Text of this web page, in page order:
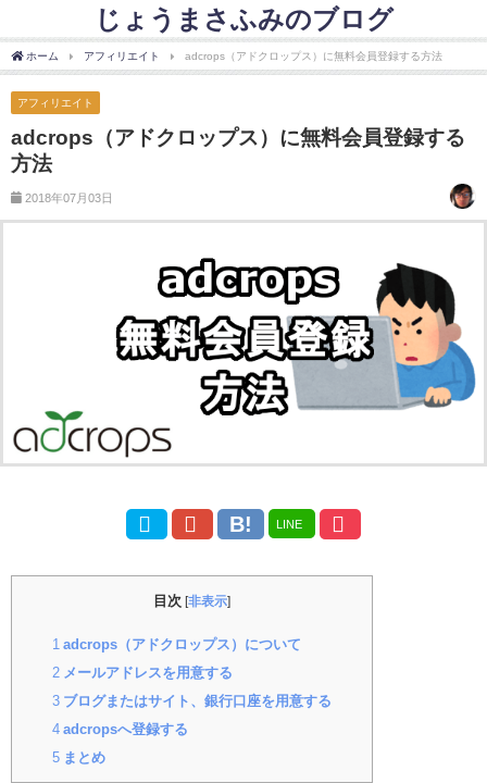
じょうまさふみのブログ
ホーム アフィリエイト adcrops（アドクロップス）に無料会員登録する方法
アフィリエイト
adcrops（アドクロップス）に無料会員登録する
方法
2018年07月03日
LINE
目次 非表示
1 adcrops（アドクロップス）について
2メールアドレスを用意する
3ブログまたはサイト、銀行口座を用意する
4adcropsへ登録する
5まとめ